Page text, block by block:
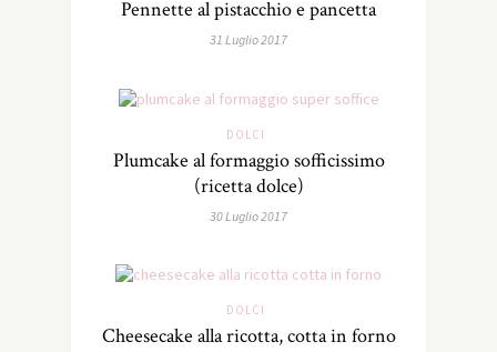
Pennette al pistacchio e pancetta
31 Luglio 2017
DOLCI
Plumcake al formaggio sofficissimo
(ricetta dolce)
30 Luglio 2017
DOLCI
Cheesecake alla ricotta, cotta in forno